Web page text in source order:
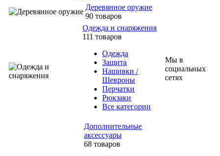
Деревянное оружие
90 товаров
Одежда и снаряжения
111 товаров
Одежда
Защита
Нашивки /
Шевроны
Перчатки
Рюкзаки
Все категории
Дополнительные
аксессуары
68 товаров
Мы в
социальных
сетях